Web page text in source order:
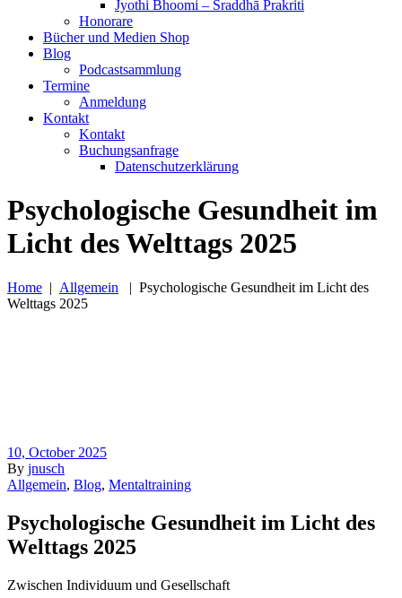
Jyothi Bhoomi – Śraddhā Prakriti
Honorare
Bücher und Medien Shop
Blog
Podcastsammlung
Termine
Anmeldung
Kontakt
Kontakt
Buchungsanfrage
Datenschutzerklärung
Psychologische Gesundheit im
Licht des Welttags 2025
Home | Allgemein | Psychologische Gesundheit im Licht des
Welttags 2025
10, October 2025
By jnusch
Allgemein, Blog, Mentaltraining
Psychologische Gesundheit im Licht des
Welttags 2025
Zwischen Individuum und Gesellschaft